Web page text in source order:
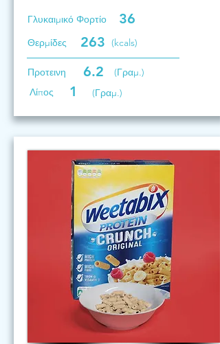
Γλυκαιμικό Φορτίο 36
Θερμίδες 263 (kcals)
Προτεινη 6.2
(Γραμ.)
Λίπος
1 (Γραμ.)